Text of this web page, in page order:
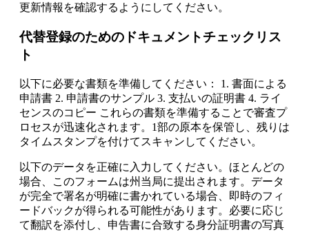
更新情報を確認するようにしてください。
代替登録のためのドキュメントチェックリス
ト
以下に必要な書類を準備してください： 1. 書面による
申請書 2. 申請書のサンプル 3. 支払いの証明書 4. ライ
センスのコピー これらの書類を準備することで審査プ
ロセスが迅速化されます。1部の原本を保管し、残りは
タイムスタンプを付けてスキャンしてください。
以下のデータを正確に入力してください。ほとんどの
場合、このフォームは州当局に提出されます。データ
が完全で署名が明確に書かれている場合、即時のフィ
ードバックが得られる可能性があります。必要に応じ
て翻訳を添付し、申告書に合致する身分証明書の写真